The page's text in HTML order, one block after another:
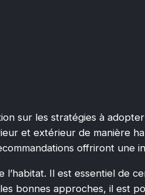
sur les stratégies à
et extérieur de manière
offriront une
Il est essentiel de
bonnes approches, il est